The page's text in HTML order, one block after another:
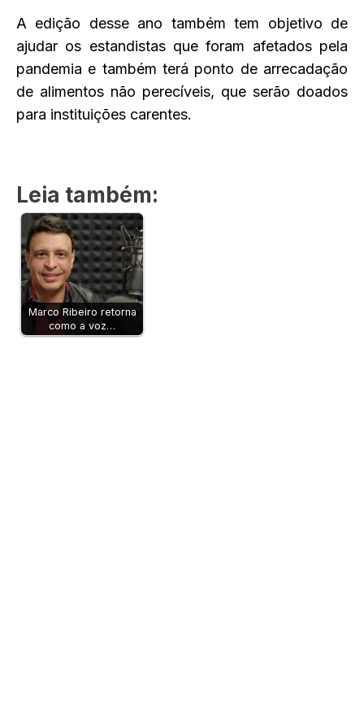
A edição desse ano também tem objetivo de
ajudar os estandistas que foram afetados pela
pandemia e também terá ponto de arrecadação
de alimentos não perecíveis, que serão doados
para instituições carentes.
Leia também:
Marco Ribeiro retorna
como a voz…